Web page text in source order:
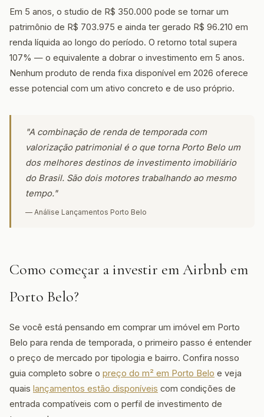
Em 5 anos, o studio de R$ 350.000 pode se tornar um
patrimônio de R$ 703.975 e ainda ter gerado R$ 96.210 em
renda líquida ao longo do período. O retorno total supera
107% — o equivalente a dobrar o investimento em 5 anos.
Nenhum produto de renda fixa disponível em 2026 oferece
esse potencial com um ativo concreto e de uso próprio.
"A combinação de renda de temporada com
valorização patrimonial é o que torna Porto Belo um
dos melhores destinos de investimento imobiliário
do Brasil. São dois motores trabalhando ao mesmo
tempo."
— Análise Lançamentos Porto Belo
Como começar a investir em Airbnb em
Porto Belo?
Se você está pensando em comprar um imóvel em Porto
Belo para renda de temporada, o primeiro passo é entender
o preço de mercado por tipologia e bairro. Confira nosso
guia completo sobre o preço do m² em Porto Belo e veja
quais lançamentos estão disponíveis com condições de
entrada compatíveis com o perfil de investimento de